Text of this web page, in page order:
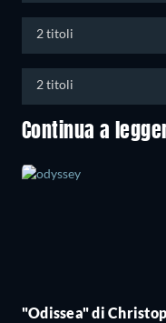
2 titoli
2 titoli
Continua a
"Odissea" di